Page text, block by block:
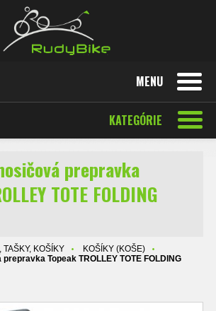
MENU
KATEGÓRIE
prepravka
TOTE FOLDING
TAŠKY, KOŠÍKY
KOŠÍKY (KOŠE)
Topeak TROLLEY TOTE FOLDING